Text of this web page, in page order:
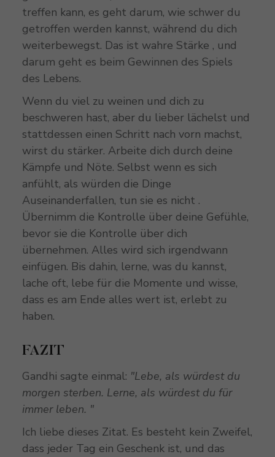
treffen kann, es geht darum, wie schwer du
getroffen werden kannst, während du dich
weiterbewegst. Das ist wahre Stärke , und
darum geht es beim Gewinnen des Spiels
des Lebens.
Wenn du viel zu weinen und dich zu
beschweren hast, aber du lieber lächelst und
stattdessen einen Schritt nach vorn machst,
wirst du stärker. Arbeite dich durch deine
Kämpfe und Nöte. Selbst wenn es sich
anfühlt, als würden die Dinge
Auseinanderfallen, tun sie es nicht .
Übernimm die Kontrolle über deine Gefühle,
bevor sie die Kontrolle über dich
übernehmen. Alles wird sich irgendwann
einfügen. Bis dahin, lerne, was du kannst,
lache oft, lebe für die Momente und wisse,
dass es am Ende alles wert ist, erlebt zu
haben.
FAZIT
Gandhi sagte einmal: "Lebe, als würdest du
morgen sterben. Lerne, als würdest du für
immer leben. "
Ich liebe dieses Zitat. Es besteht kein Zweifel,
dass jeder Tag ein Geschenk ist, und das